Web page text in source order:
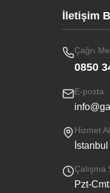
İletişim
Çağrı
0850
E-posta
Hizmet
Çalışma
Pzt-